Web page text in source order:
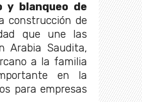
y blanqueo de
construcción de
que une las
Arabia Saudita,
a la familia
en la
para empresas